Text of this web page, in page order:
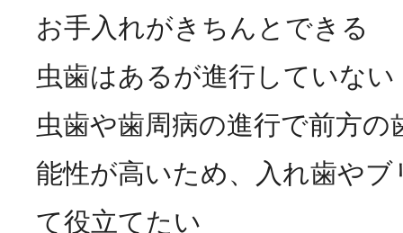
お手入れがきちんとできる
虫歯はあるが進行していない
虫歯や歯周病の進行で前方の
能性が高いため、入れ歯や
て役立てたい